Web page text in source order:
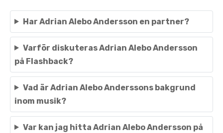
Har Adrian Alebo Andersson en partner?
Varför diskuteras Adrian Alebo Andersson
på Flashback?
Vad är Adrian Alebo Anderssons bakgrund
inom musik?
Var kan jag hitta Adrian Alebo Andersson på